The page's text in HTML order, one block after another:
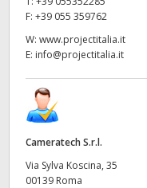
F: +39 055 359762
W: www.projectitalia.it
E: info@projectitalia.it
Cameratech S.r.l.
Via Sylva Koscina, 35
00139 Roma